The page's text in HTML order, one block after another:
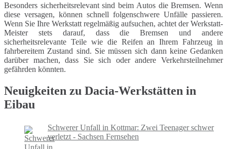
Besonders sicherheitsrelevant sind beim Autos die Bremsen. Wenn
diese versagen, können schnell folgenschwere Unfälle passieren.
Wenn Sie Ihre Werkstatt regelmäßig aufsuchen, achtet der Werkstatt-
Meister stets darauf, dass die Bremsen und andere
sicherheitsrelevante Teile wie die Reifen an Ihrem Fahrzeug in
fahrbereitem Zustand sind. Sie müssen sich dann keine Gedanken
darüber machen, dass Sie sich oder andere Verkehrsteilnehmer
gefährden könnten.
Neuigkeiten zu Dacia-Werkstätten in
Eibau
Schwerer Unfall in Kottmar: Zwei Teenager schwer
verletzt - Sachsen Fernsehen